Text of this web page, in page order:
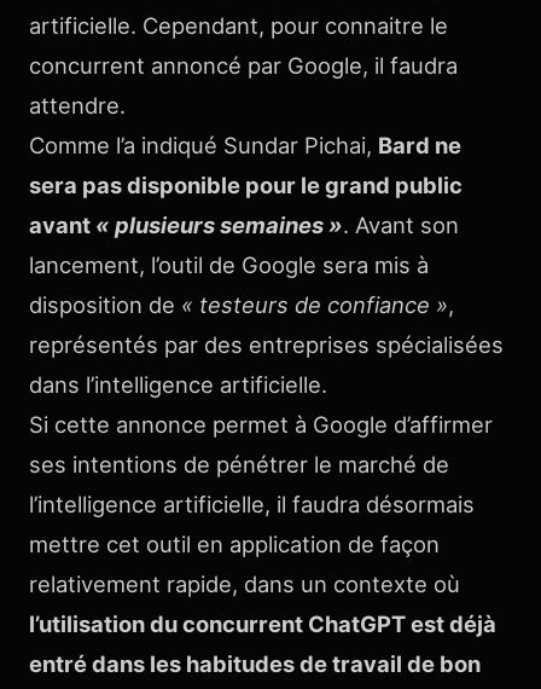
artificielle. Cependant, pour connaitre le
concurrent annoncé par Google, il faudra
attendre.
Comme l’a indiqué Sundar Pichai, Bard ne
sera pas disponible pour le grand public
avant « plusieurs semaines ». Avant son
lancement, l’outil de Google sera mis à
disposition de « testeurs de confiance »,
représentés par des entreprises spécialisées
dans l’intelligence artificielle.
Si cette annonce permet à Google d’affirmer
ses intentions de pénétrer le marché de
l’intelligence artificielle, il faudra désormais
mettre cet outil en application de façon
relativement rapide, dans un contexte où
l’utilisation du concurrent ChatGPT est déjà
entré dans les habitudes de travail de bon